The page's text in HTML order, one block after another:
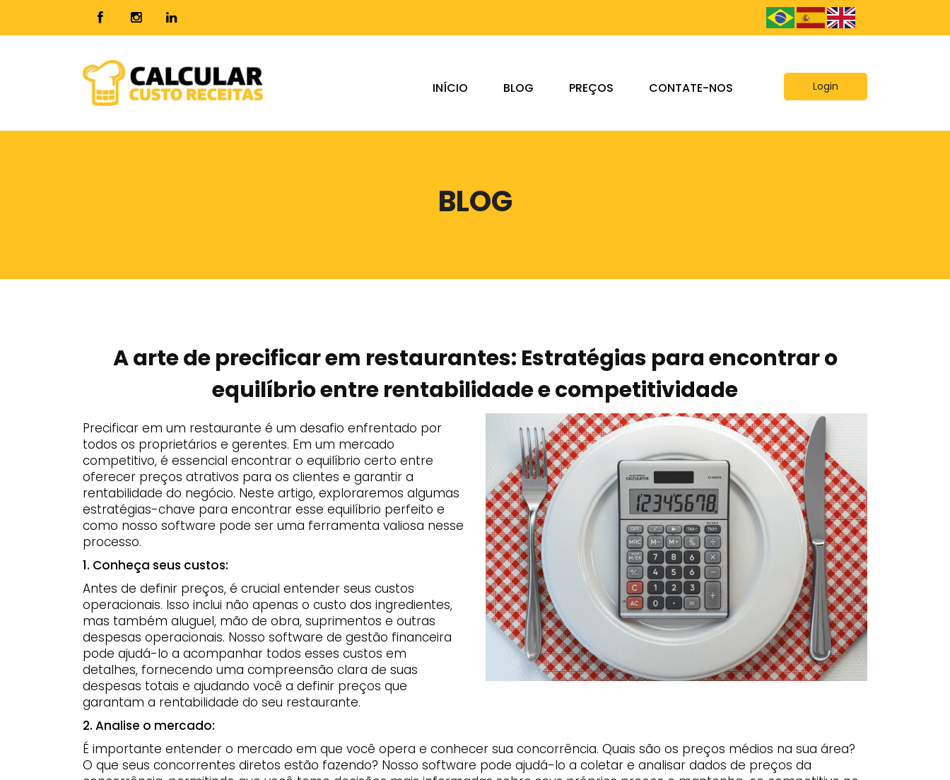
INÍCIO BLOG PREÇOS CONTATE-NOS Login
BLOG
A arte de precificar em restaurantes: Estratégias para encontrar o
equilíbrio entre rentabilidade e competitividade
Precificar em um restaurante é um desafio enfrentado por
todos os proprietários e gerentes. Em um mercado
competitivo, é essencial encontrar o equilíbrio certo entre
oferecer preços atrativos para os clientes e garantir a
rentabilidade do negócio. Neste artigo, exploraremos algumas
estratégias-chave para encontrar esse equilíbrio perfeito e
como nosso software pode ser uma ferramenta valiosa nesse
processo.
1. Conheça seus custos:
Antes de definir preços, é crucial entender seus custos
operacionais. Isso inclui não apenas o custo dos ingredientes,
mas também aluguel, mão de obra, suprimentos e outras
despesas operacionais. Nosso software de gestão financeira
pode ajudá-lo a acompanhar todos esses custos em
detalhes, fornecendo uma compreensão clara de suas
despesas totais e ajudando você a definir preços que
garantam a rentabilidade do seu restaurante.
2. Analise o mercado:
É importante entender o mercado em que você opera e conhecer sua concorrência. Quais são os preços médios na sua área?
O que seus concorrentes diretos estão fazendo? Nosso software pode ajudá-lo a coletar e analisar dados de preços da